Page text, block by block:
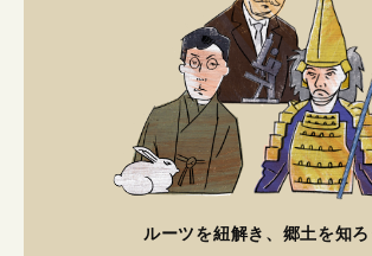
ルーツを紐解き、郷土を知ろ